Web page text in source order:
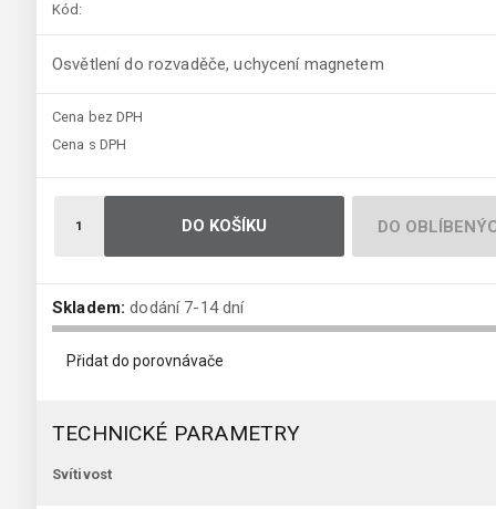
Kód:
Osvětlení do rozvaděče, uchycení magnetem
Cena bez DPH
Cena s DPH
DO KOŠÍKU DO
Skladem: dodání 7-14 dní
Přidat do porovnávače
TECHNICKÉ PARAMETRY
Svítivost